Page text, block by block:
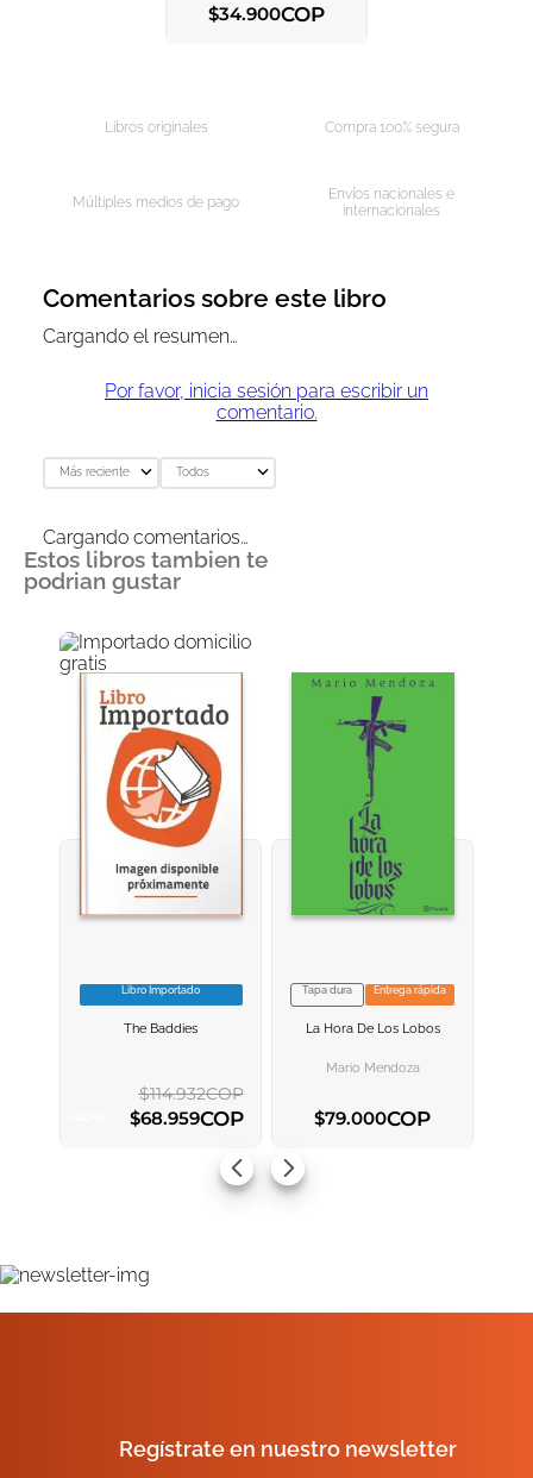
$34.900COP
Libros originales Compra 100% segura
Múltiples medios de pago
Envíos nacionales e
internacionales
Comentarios sobre este libro
Cargando el resumen…
Por favor, inicia sesión para escribir un
comentario.
Más reciente Todos
Cargando comentarios…
Estos libros tambien te
podrian gustar
VER INFORMACION
Libro Importado
The Baddies
$114.932COP
$68.959COP
VER INFORMACION
Tapa dura Entrega rápida
La Hora De Los Lobos
Mario Mendoza
$79.000COP
Regístrate en nuestro newsletter